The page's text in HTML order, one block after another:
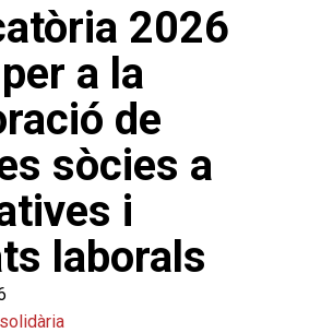
2026
a la
de
sòcies a
i
laborals